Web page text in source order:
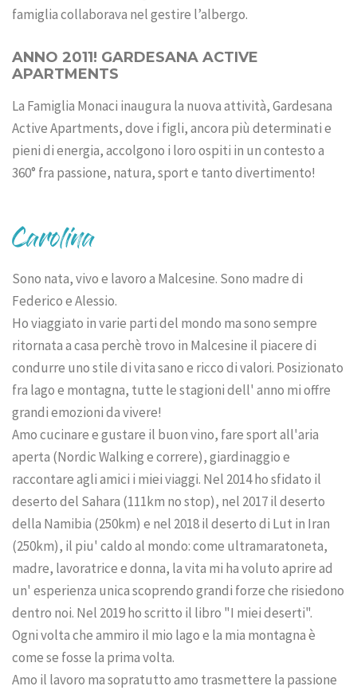
famiglia collaborava nel gestire l’albergo.
ANNO 2011! GARDESANA ACTIVE
APARTMENTS
La Famiglia Monaci inaugura la nuova attività, Gardesana
Active Apartments, dove i figli, ancora più determinati e
pieni di energia, accolgono i loro ospiti in un contesto a
360° fra passione, natura, sport e tanto divertimento!
Carolina
Sono nata, vivo e lavoro a Malcesine. Sono madre di
Federico e Alessio.
Ho viaggiato in varie parti del mondo ma sono sempre
ritornata a casa perchè trovo in Malcesine il piacere di
condurre uno stile di vita sano e ricco di valori. Posizionato
fra lago e montagna, tutte le stagioni dell' anno mi offre
grandi emozioni da vivere!
Amo cucinare e gustare il buon vino, fare sport all'aria
aperta (Nordic Walking e correre), giardinaggio e
raccontare agli amici i miei viaggi. Nel 2014 ho sfidato il
deserto del Sahara (111km no stop), nel 2017 il deserto
della Namibia (250km) e nel 2018 il deserto di Lut in Iran
(250km), il piu' caldo al mondo: come ultramaratoneta,
madre, lavoratrice e donna, la vita mi ha voluto aprire ad
un' esperienza unica scoprendo grandi forze che risiedono
dentro noi. Nel 2019 ho scritto il libro "I miei deserti".
Ogni volta che ammiro il mio lago e la mia montagna è
come se fosse la prima volta.
Amo il lavoro ma sopratutto amo trasmettere la passione